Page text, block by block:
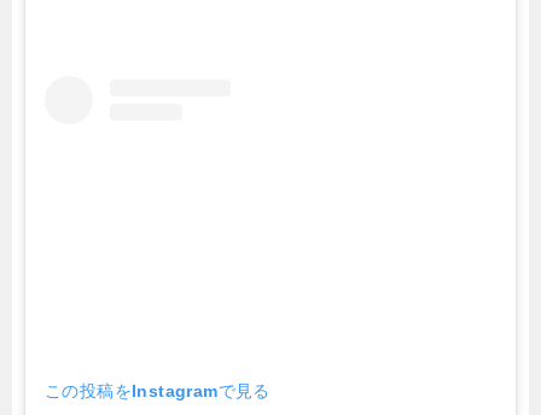
この投稿をInstagramで見る